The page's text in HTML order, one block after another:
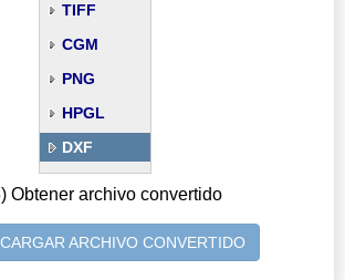
TIFF
CGM
PNG
HPGL
DXF
Obtener archivo convertido
ARCHIVO CONVERTIDO